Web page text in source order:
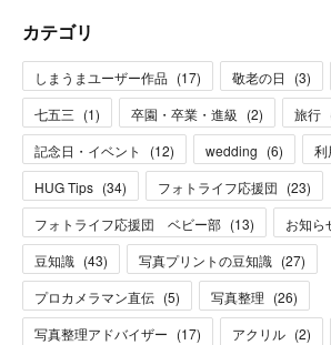
カテゴリ
しまうまユーザー作品 (17) 敬老の日 (3)
七五三 (1) 卒園・卒業・進級 (2) 旅行
記念日・イベント
(12) wedding (6) 利
HUG Tips (34) フォトライフ応援団 (23)
フォトライフ応援団 ベビー部 (13) お知ら
豆知識 (43) 写真プリントの豆知識 (27)
プロカメラマン直伝 (5) 写真整理 (26)
写真整理アドバイザー (17) アクリル (2)